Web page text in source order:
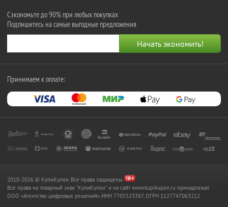
Сэкономьте до 90% при любых покупках
Подпишитесь на самые выгодные предложения
Принимаем к оплате:
2010-2026 © КупиКупон. Все права защищены.
Все права на товарный знак "КупиКупон" и на сайт www.kupikupon.ru принадлежат
OOO «Агентство цифровых решений» ИНН 7705523387, ОГРН 1127747063212